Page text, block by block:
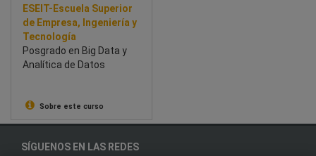
ESEIT-Escuela Superior
de Empresa, Ingeniería y
Tecnología
Posgrado en Big Data y
Analítica de Datos
Sobre este curso
SÍGUENOS EN LAS REDES